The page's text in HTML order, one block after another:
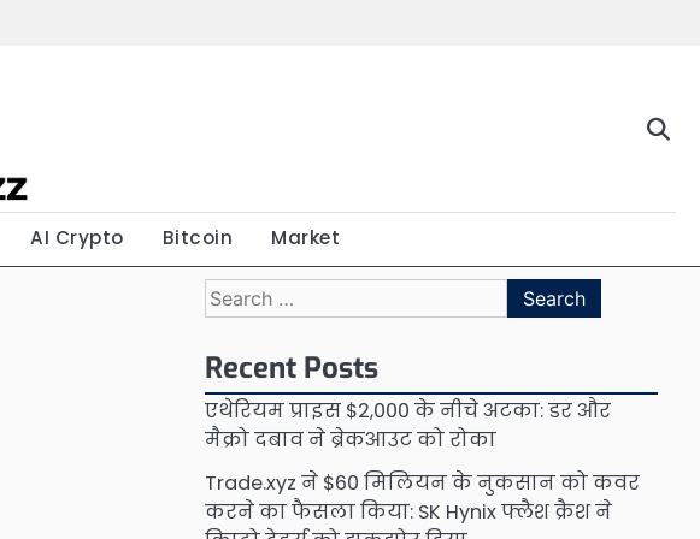
AI Crypto Bitcoin Market
Search
for:
Recent Posts
एथेरियम प्राइस $2,000 के नीचे अटका: डर और
मैक्रो दबाव ने ब्रेकआउट को रोका
Trade.xyz ने $60 मिलियन के नुकसान को कवर
करने का फैसला किया: SK Hynix फ्लैश क्रैश ने